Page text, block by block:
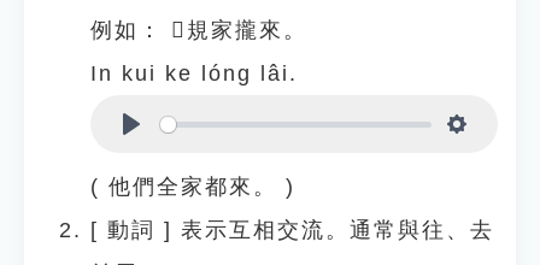
例如：
𪜶規家攏來。
In kui ke lóng lâi.
( 他們全家都來。 )
[ 動詞 ] 表示互相交流。通常與往、去